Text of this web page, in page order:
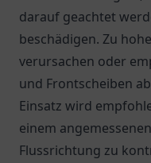
darauf geachtet
beschädigen. Zu
verursachen oder
und Frontscheiben
Einsatz wird
einem
Flussrichtung zu